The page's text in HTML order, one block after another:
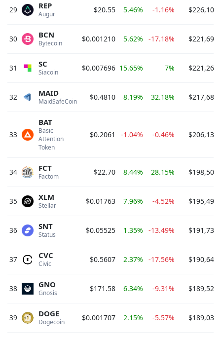
29 Augur
REP $20.55 5.46% -1.16%
30 Bytecoin
BCN $0.001210 5.62% -17.18%
31 Siacoin
SC $0.007696 15.65% 7%
32 MaidSafeCoin
MAID $0.4810 8.19% 32.18%
33
Basic
Attention
Token
BAT
$0.2061 -1.04% -0.46%
34 Factom
FCT $22.70 8.44% 28.15%
35 Stellar
XLM $0.01763 7.96% -4.52%
36 Status
SNT $0.05525 1.35% -13.49%
37 Civic
CVC $0.5607 2.37% -17.56%
38 Gnosis
GNO $171.58 6.34% -9.31%
39 Dogecoin
DOGE $0.001707 2.15% -5.57%